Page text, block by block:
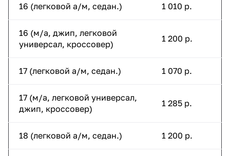
16 (легковой а/м, седан.) 1 010 р.
16 (м/а, джип, легковой
универсал, кроссовер)
1 200 р.
17 (легковой а/м, седан.) 1 070 р.
17 (м/а, легковой универсал,
джип, кроссовер)
1 285 р.
18 (легковой а/м, седан.) 1 200 р.